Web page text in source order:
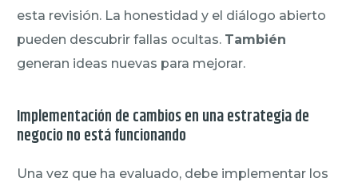
esta revisión. La honestidad y el diálogo abierto
pueden descubrir fallas ocultas. También
generan ideas nuevas para mejorar.
Implementación de cambios en una estrategia de
negocio no está funcionando
Una vez que ha evaluado, debe implementar los